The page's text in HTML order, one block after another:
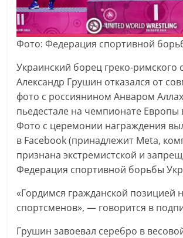
Фото: Федерация спортивной
Украинский борец греко-римского
Александр Грушин отказался от
фото с россиянином Анваром
пьедестале на чемпионате Европы
Фото с церемонии награждения
в Facebook (принадлежит Meta,
признана экстремистской и
Федерация спортивной борьбы
«Гордимся гражданской позицией
спортсменов», — говорится в
Грушин завоевал серебро в